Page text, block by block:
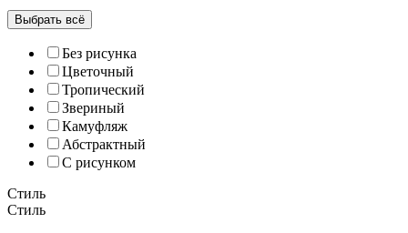
Выбрать всё
Без рисунка
Цветочный
Тропический
Звериный
Камуфляж
Абстрактный
С рисунком
Стиль
Стиль